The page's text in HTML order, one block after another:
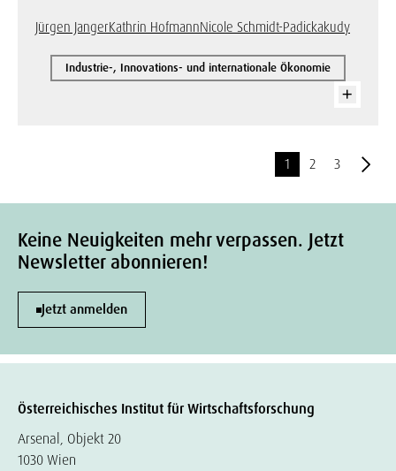
Jürgen JangerKathrin HofmannNicole Schmidt-Padickakudy
Industrie-, Innovations- und internationale Ökonomie
1 2 3
Keine Neuigkeiten mehr verpassen. Jetzt
Newsletter abonnieren!
Jetzt anmelden
Österreichisches Institut für Wirtschaftsforschung
Arsenal, Objekt 20
1030 Wien